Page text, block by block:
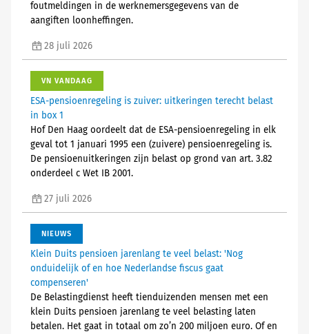
foutmeldingen in de werknemersgegevens van de
aangiften loonheffingen.
28 juli 2026
VN VANDAAG
ESA-pensioenregeling is zuiver: uitkeringen terecht belast
in box 1
Hof Den Haag oordeelt dat de ESA-pensioenregeling in elk
geval tot 1 januari 1995 een (zuivere) pensioenregeling is.
De pensioenuitkeringen zijn belast op grond van art. 3.82
onderdeel c Wet IB 2001.
27 juli 2026
NIEUWS
Klein Duits pensioen jarenlang te veel belast: 'Nog
onduidelijk of en hoe Nederlandse fiscus gaat
compenseren'
De Belastingdienst heeft tienduizenden mensen met een
klein Duits pensioen jarenlang te veel belasting laten
betalen. Het gaat in totaal om zo’n 200 miljoen euro. Of en